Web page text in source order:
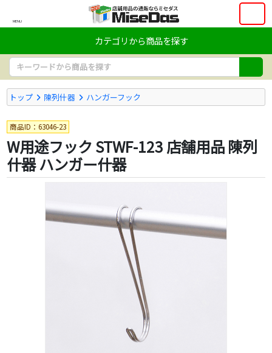
MENU
カテゴリから商品を探す
トップ 陳列什器 ハンガーフック
商品ID：63046-23
W用途フック STWF-123 店舗用品 陳列
什器 ハンガー什器